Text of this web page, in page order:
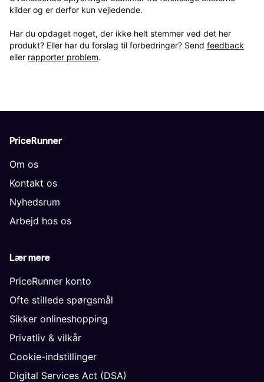
kilder og er derfor kun vejledende.
Har du opdaget noget, der ikke helt stemmer ved det her
produkt? Eller har du forslag til forbedringer? Send feedback
eller rapporter problem.
PriceRunner
Om os
Kontakt os
Nyhedsrum
Arbejd hos os
Lær mere
PriceRunner konto
Ofte stillede spørgsmål
Sikker onlineshopping
Privatliv & vilkår
Cookie-indstillinger
Digital Services Act (DSA)